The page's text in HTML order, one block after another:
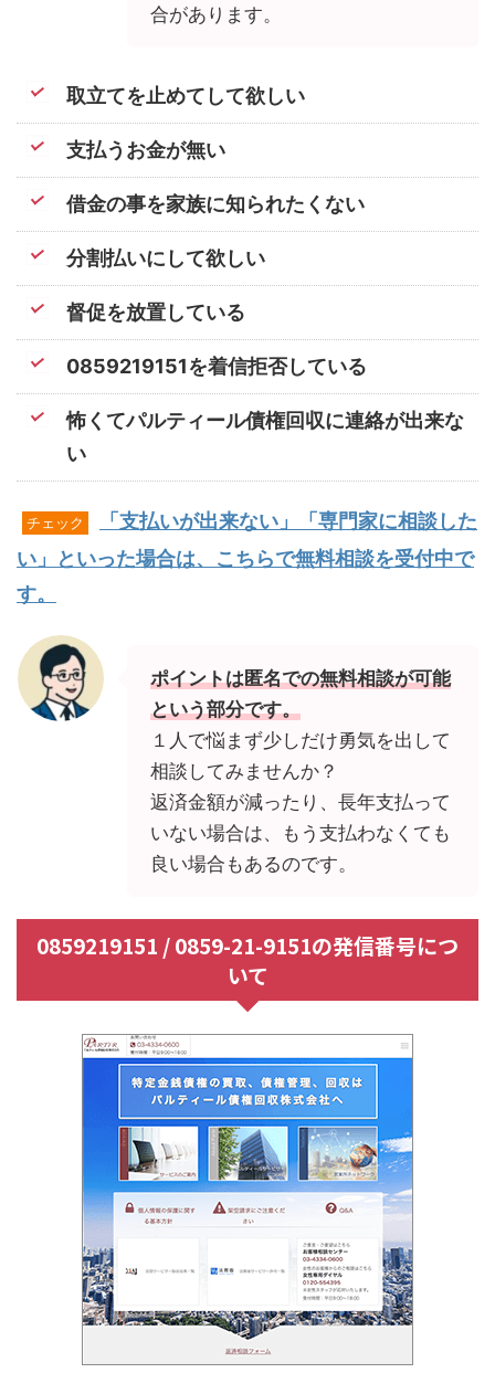
合があります。
取立てを止めてして欲しい
支払うお金が無い
借金の事を家族に知られたくない
分割払いにして欲しい
督促を放置している
0859219151を着信拒否している
怖くてパルティール債権回収に連絡が出来な
い
チェック
「支払いが出来ない」「専門家に相談した
い」といった場合は、こちらで無料相談を受付中で
す。
ポイントは匿名での無料相談が可能
という部分です。
１人で悩まず少しだけ勇気を出して
相談してみませんか？
返済金額が減ったり、長年支払って
いない場合は、もう支払わなくても
良い場合もあるのです。
0859219151 / 0859-21-9151の発信番号につ
いて